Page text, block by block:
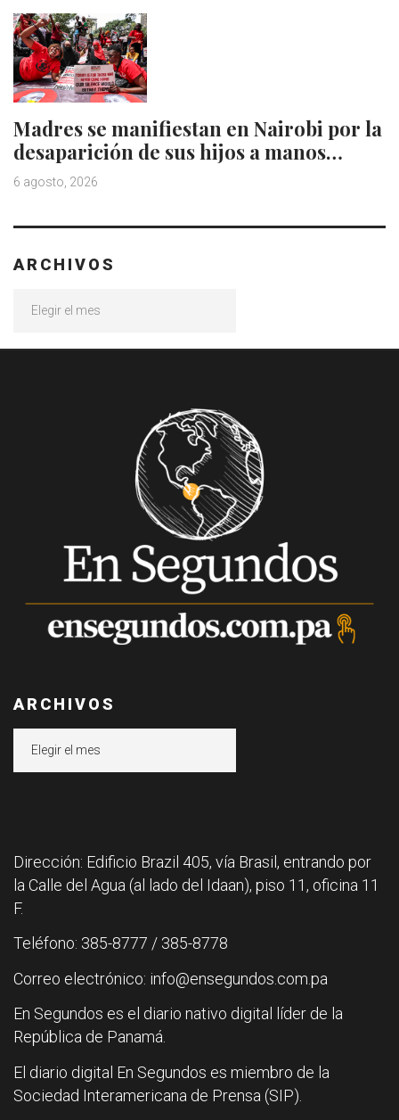
Madres se manifiestan en Nairobi por la
desaparición de sus hijos a manos…
6 agosto, 2026
ARCHIVOS
ARCHIVOS
Dirección: Edificio Brazil 405, vía Brasil, entrando por
la Calle del Agua (al lado del Idaan), piso 11, oficina 11
F.
Teléfono: 385-8777 / 385-8778
Correo electrónico: info@ensegundos.com.pa
En Segundos es el diario nativo digital líder de la
República de Panamá.
El diario digital En Segundos es miembro de la
Sociedad Interamericana de Prensa (SIP).